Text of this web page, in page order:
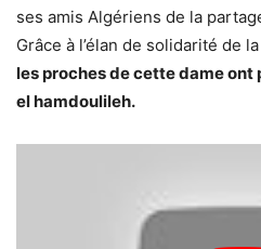
ses amis Algériens de la
Grâce à l’élan de solidarité de
les proches de cette dame ont
el hamdoulileh.